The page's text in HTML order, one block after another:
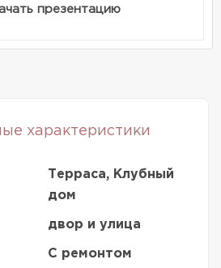
презентацию
характеристики
Терраса, Клубный
дом
двор и улица
С ремонтом